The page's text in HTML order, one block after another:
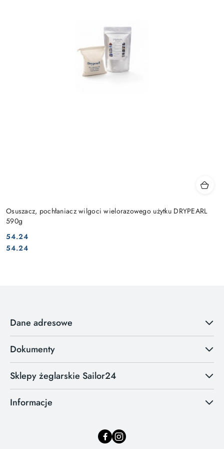
Osuszacz, pochłaniacz wilgoci wielorazowego użytku DRYPEARL
590g
Cena:
54.24
Cena:
54.24
Dane adresowe
Dokumenty
Sklepy żeglarskie Sailor24
Informacje